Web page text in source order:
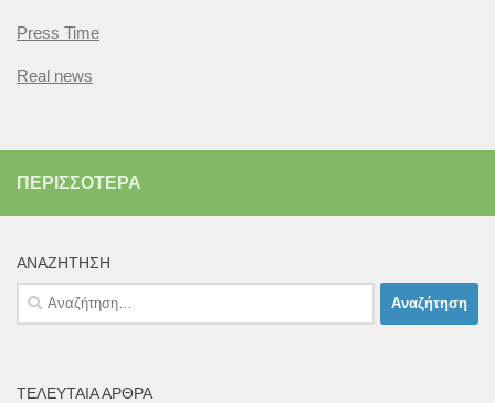
Press Time
Real news
ΠΕΡΙΣΣΌΤΕΡΑ
ΑΝΑΖΉΤΗΣΗ
Αναζήτηση
για:
ΤΕΛΕΥΤΑΊΑ ΆΡΘΡΑ